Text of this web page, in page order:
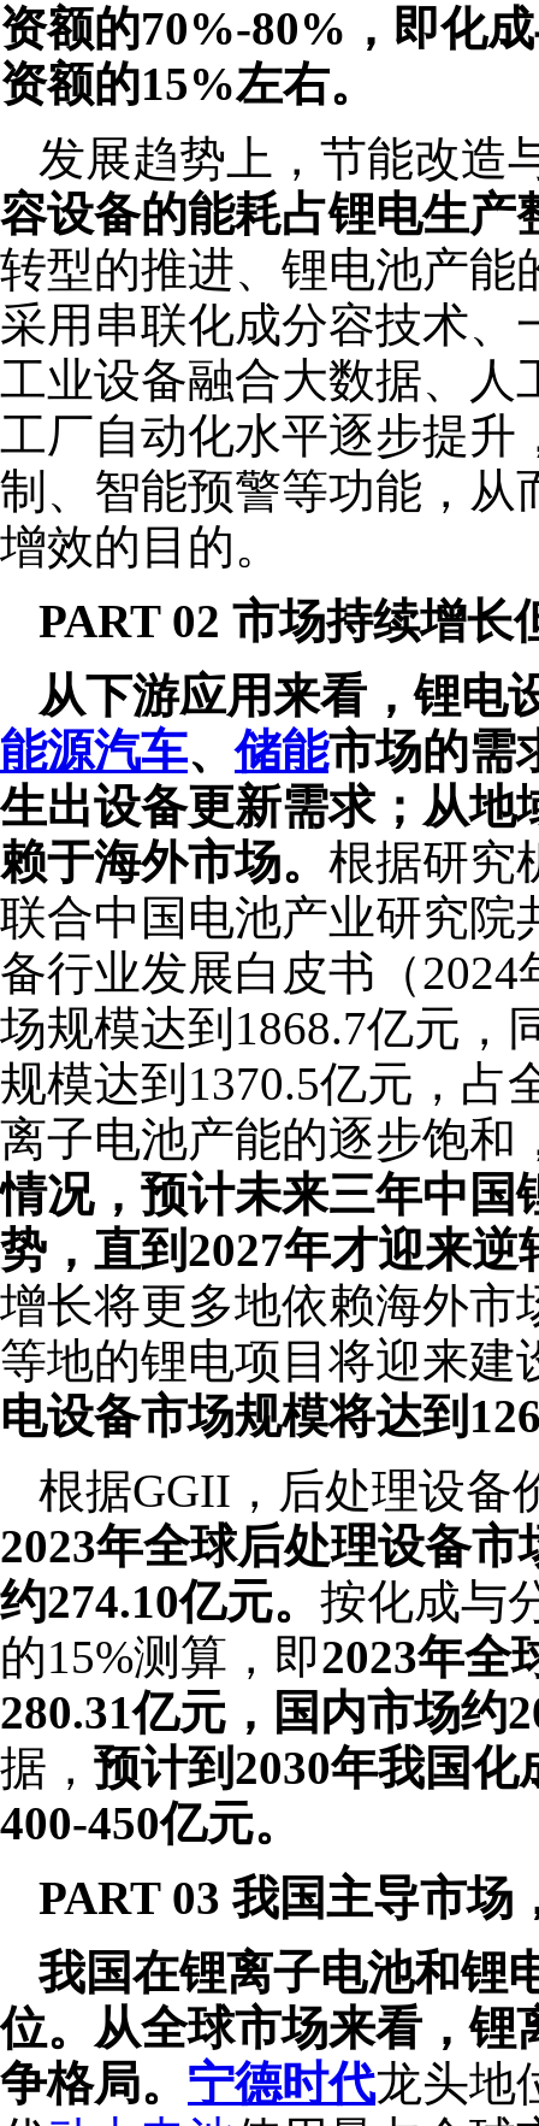
资额的70%-80%，即化
资额的15%左右。
发展趋势上，节能改造
容设备的能耗占锂电生产
转型的推进、锂电池产能
采用串联化成分容技术、
工业设备融合大数据、人
工厂自动化水平逐步提升
制、智能预警等功能，从
增效的目的。
PART 02 市场持续增长
从下游应用来看，锂电
能源汽车、储能市场的需
生出设备更新需求；从地
赖于海外市场。 根据研究
联合中国电池产业研究院
备行业发展白皮书（
场规模达到1868.7亿元，
规模达到1370.5亿元，占
离子电池产能的逐步饱和
情况，预计未来三年中国
势，直到2027年才迎来逆
增长将更多地依赖海外市
等地的锂电项目将迎来建
电设备市场规模将达到
根据GGII，后处理设备
2023年全球后处理设备
约274.10亿元。 按化成与
的15%测算，即2023年全
280.31亿元，国内市场约
据， 预计到2030年我国
400-450亿元。
PART 03 我国主导市场
我国在锂离子电池和锂
位。 从全球市场来看，锂
争格局。 宁德时代龙头地